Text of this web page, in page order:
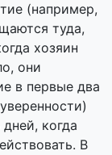
(например,
туда,
хозяин
они
в первые два
когда
В